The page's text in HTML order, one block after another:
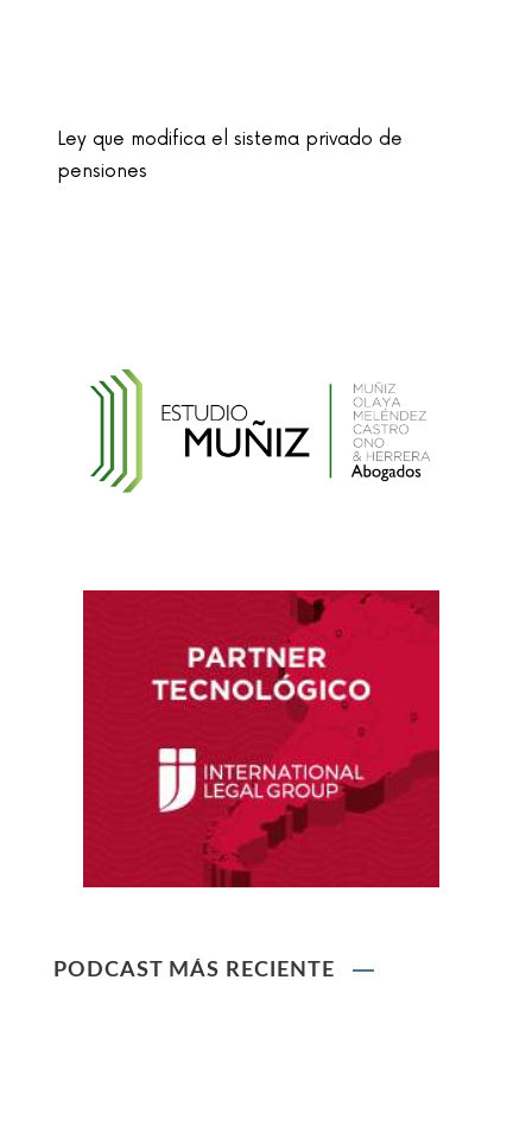
Ley que modifica el sistema privado de
pensiones
Reglamento de la Ley N° 30024, que crea el
Registro Nacional de Historias Clínicas
Ley que protege a la madre trabajadora
contra el despido arbitrario
Ley que modifica el TUO de la Ley del Sistema
PODCAST MÁS RECIENTE